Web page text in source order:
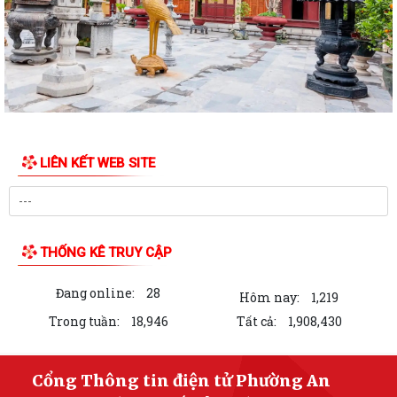
QUỐC PHÒNG NĂM 2018, LUẬT DÂN QUÂN TỰ VỆ...
Trung tâm Chính trị phường An Dương khai giảng lớp bồi dưỡng lý luận
chính trị dành cho đảng viên...
HỘI ĐỒNG NHÂN DÂN PHƯỜNG AN DƯƠNG TỔ CHỨC HỘI NGHỊ TIẾP
HỘI NGHỊ GIAO BAN GIỮA LÃNH ĐẠO ỦY BAN NHÂN DÂN PHƯỜNG VỚI
CÁC TỔ TRƯỞNG TỔ DÂN PHỐ TRÊN ĐỊA BÀN
BỘ MẶT TRẬN VÀ CÁC ĐOÀN THỂ TẠI CÁC TỔ DÂN...
DƯƠNG NĂM 2026
PHƯỜNG AN DƯƠNG TỔ CHỨC LỄ CHÀO CỜ VÀ SINH HOẠT DƯỚI CỜ
Chi bộ Văn phòng Đảng ủy tổ chức sinh hoạt chuyên đề với chủ đề "Kết
LIÊN KẾT WEB SITE
THỐNG KÊ TRUY CẬP
Đang online: 28 Hôm nay:
1,219
Trong tuần:
18,946 Tất cả: 1,908,430
Cổng Thông tin điện tử Phường An